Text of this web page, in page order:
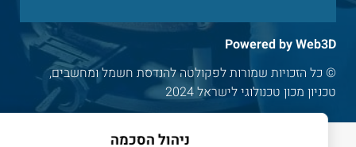
Powered by Web3D
© כל הזכויות שמורות לפקולטה להנדסת חשמל ומחשבים,
טכניון מכון טכנולוגי לישראל 2024
ניהול הסכמה